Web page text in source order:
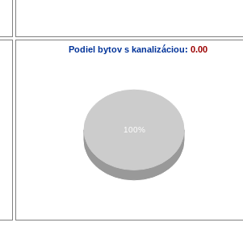
Podiel bytov s kanalizáciou: 0.00
100%